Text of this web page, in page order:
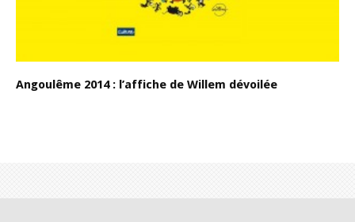
Angoulême 2014 : l’affiche de Willem dévoilée